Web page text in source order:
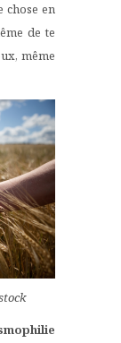
chose en
de te
même